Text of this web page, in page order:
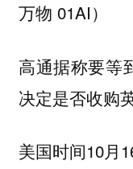
万物 01AI）
高通据称要等
决定是否收购
美国时间10月